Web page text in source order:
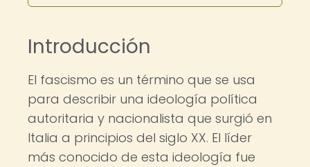
Introducción
El fascismo es un término que se usa
para describir una ideología política
autoritaria y nacionalista que surgió en
Italia a principios del siglo XX. El líder
más conocido de esta ideología fue